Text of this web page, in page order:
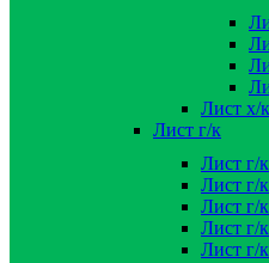
Лист х/к
Лист г/к
Лист г/к
Лист г/
Лист г/
Лист г/
Лист г/